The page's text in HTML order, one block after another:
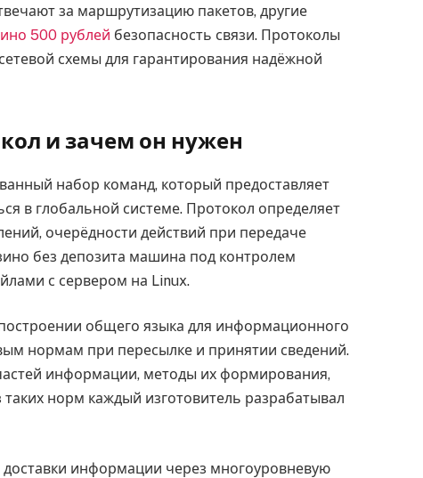
за маршрутизацию пакетов, другие
500 рублей безопасность связи. Протоколы
схемы для гарантирования надёжной
и зачем он нужен
набор команд, который предоставляет
в глобальной системе. Протокол определяет
очерёдности действий при передаче
без депозита машина под контролем
с сервером на Linux.
общего языка для информационного
нормам при пересылке и принятии сведений.
информации, методы их формирования,
норм каждый изготовитель разрабатывал
информации через многоуровневую